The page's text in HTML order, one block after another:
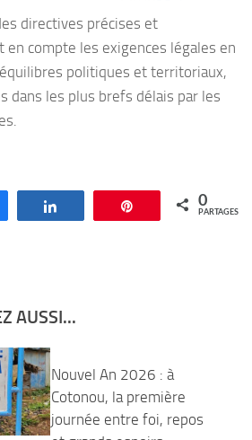
directives précises et
en compte les exigences légales en
politiques et territoriaux,
dans les plus brefs délais par les
Épingle 0
PARTAGES
AUSSI...
Nouvel An 2026 : à
Cotonou, la première
journée entre foi, repos